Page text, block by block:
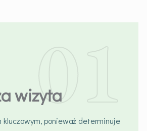
wizyta
ponieważ determinuje